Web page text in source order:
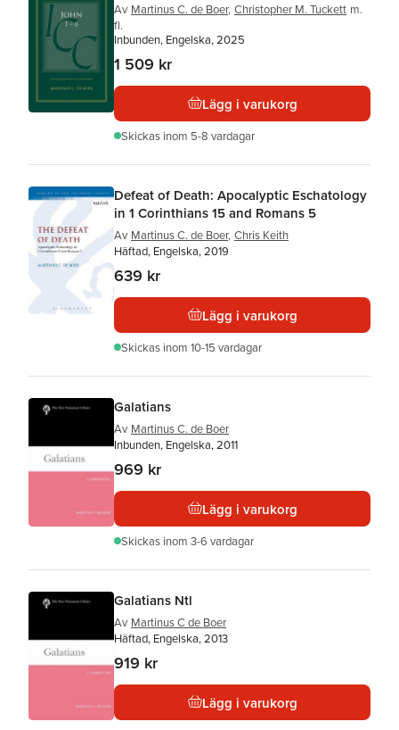
Av Martinus C. de Boer, Christopher M. Tuckett m.
fl.
Inbunden, Engelska, 2025
1 509 kr
Lägg i varukorg
Skickas inom 5-8 vardagar
Defeat of Death: Apocalyptic Eschatology
in 1 Corinthians 15 and Romans 5
Av Martinus C. de Boer, Chris Keith
Häftad, Engelska, 2019
639 kr
Lägg i varukorg
Skickas inom 10-15 vardagar
Galatians
Av Martinus C. de Boer
Inbunden, Engelska, 2011
969 kr
Lägg i varukorg
Skickas inom 3-6 vardagar
Galatians Ntl
Av Martinus C de Boer
Häftad, Engelska, 2013
919 kr
Lägg i varukorg